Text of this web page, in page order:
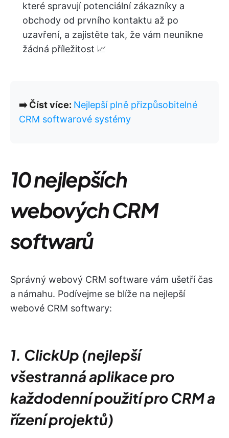
které spravují potenciální zákazníky a
obchody od prvního kontaktu až po
uzavření, a zajistěte tak, že vám neunikne
žádná příležitost 📈
➡️ Číst více: Nejlepší plně přizpůsobitelné
CRM softwarové systémy
10 nejlepších
webových CRM
softwarů
Správný webový CRM software vám ušetří čas
a námahu. Podívejme se blíže na nejlepší
webové CRM softwary:
1. ClickUp (nejlepší
všestranná aplikace pro
každodenní použití pro CRM a
řízení projektů)